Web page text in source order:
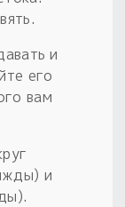
и
его
вам
и